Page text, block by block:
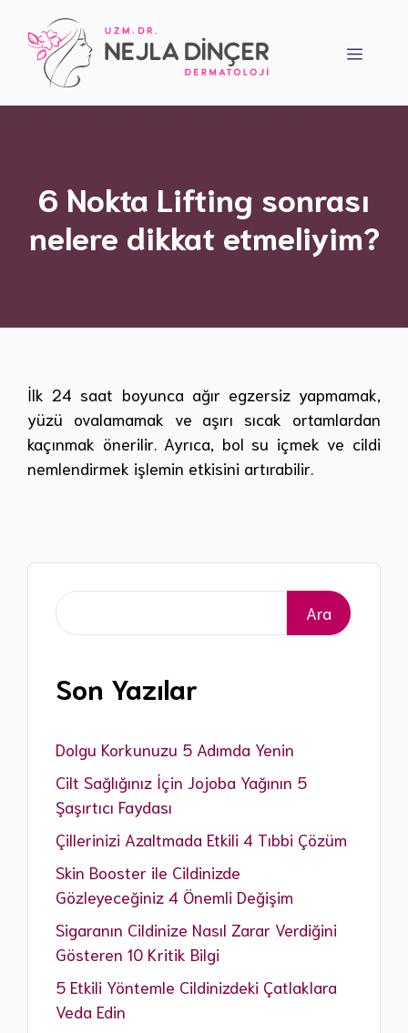
Menü
6 Nokta Lifting sonrası
nelere dikkat etmeliyim?
İlk 24 saat boyunca ağır egzersiz yapmamak,
yüzü ovalamamak ve aşırı sıcak ortamlardan
kaçınmak önerilir. Ayrıca, bol su içmek ve cildi
nemlendirmek işlemin etkisini artırabilir.
Ara Ara
Son Yazılar
Dolgu Korkunuzu 5 Adımda Yenin
Cilt Sağlığınız İçin Jojoba Yağının 5
Şaşırtıcı Faydası
Çillerinizi Azaltmada Etkili 4 Tıbbi Çözüm
Skin Booster ile Cildinizde
Gözleyeceğiniz 4 Önemli Değişim
Sigaranın Cildinize Nasıl Zarar Verdiğini
Gösteren 10 Kritik Bilgi
5 Etkili Yöntemle Cildinizdeki Çatlaklara
Veda Edin